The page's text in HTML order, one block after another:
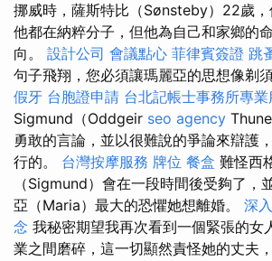
挪威時，薩斯特比（Sønsteby）22歲，
他都在納粹分子，但他為自己和家鄉的
向。 設計公司 會議點心 菲律賓簽證 跳
句子飛翔，您必須讓瑪麗亞的思想像剃
假牙 台胞證申請 台北記帳士事務所專業
Sigmund（Oddgeir seo agency
勇敢的言論，並以很難說的爭論來辯護
行的。 台灣按摩服務 牌位 餐盒 難怪西
（Sigmund）會在一段時間後受夠了，
亞（Maria）最大的恐懼她想離婚。 深
念 我秘密期望我再次看到一個緊張的女
業之間磨碎，這一切顯然責怪她的丈夫，